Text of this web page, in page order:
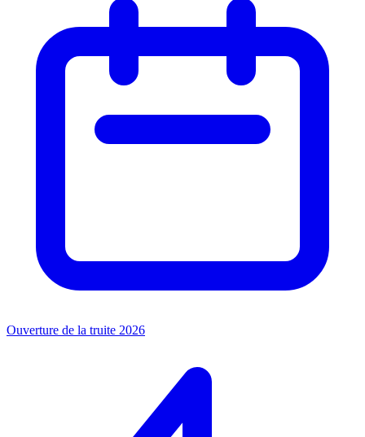
Ouverture de la truite 2026